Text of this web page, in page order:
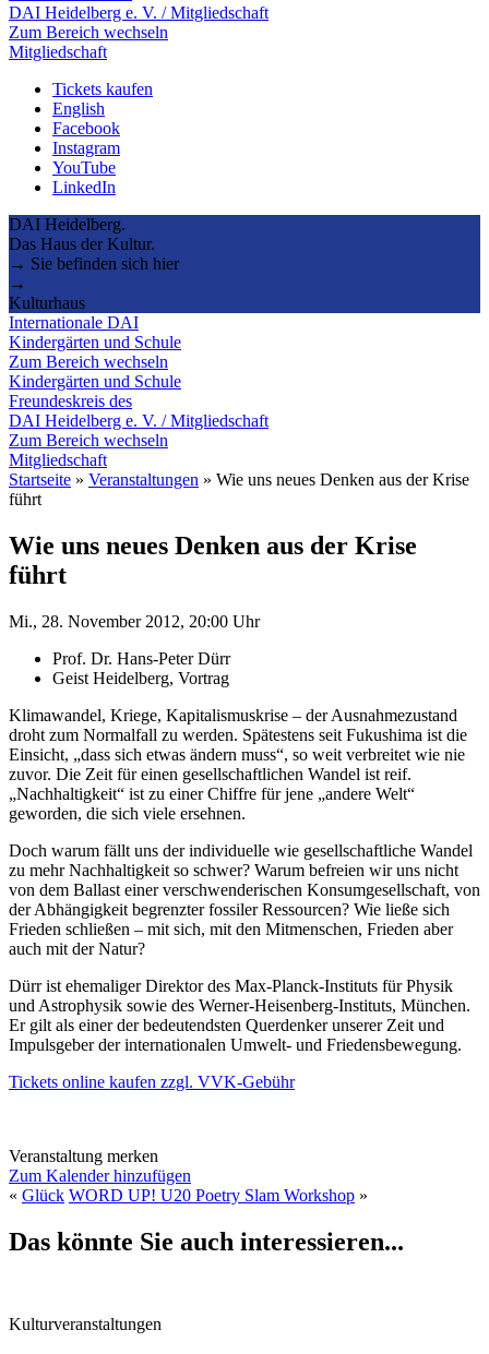
DAI Heidelberg e. V. / Mitgliedschaft
Zum Bereich wechseln
Mitgliedschaft
Tickets kaufen
English
Facebook
Instagram
YouTube
LinkedIn
DAI Heidelberg.
Das Haus der Kultur.
→ Sie befinden sich hier
→
Kulturhaus
Internationale DAI
Kindergärten und Schule
Zum Bereich wechseln
Kindergärten und Schule
Freundeskreis des
DAI Heidelberg e. V. / Mitgliedschaft
Zum Bereich wechseln
Mitgliedschaft
Startseite » Veranstaltungen » Wie uns neues Denken aus der Krise
führt
Wie uns neues Denken aus der Krise
führt
Mi., 28. November 2012, 20:00 Uhr
Prof. Dr. Hans-Peter Dürr
Geist Heidelberg, Vortrag
Klimawandel, Kriege, Kapitalismuskrise – der Ausnahmezustand
droht zum Normalfall zu werden. Spätestens seit Fukushima ist die
Einsicht, „dass sich etwas ändern muss“, so weit verbreitet wie nie
zuvor. Die Zeit für einen gesellschaftlichen Wandel ist reif.
„Nachhaltigkeit“ ist zu einer Chiffre für jene „andere Welt“
geworden, die sich viele ersehnen.
Doch warum fällt uns der individuelle wie gesellschaftliche Wandel
zu mehr Nachhaltigkeit so schwer? Warum befreien wir uns nicht
von dem Ballast einer verschwenderischen Konsumgesellschaft, von
der Abhängigkeit begrenzter fossiler Ressourcen? Wie ließe sich
Frieden schließen – mit sich, mit den Mitmenschen, Frieden aber
auch mit der Natur?
Dürr ist ehemaliger Direktor des Max-Planck-Instituts für Physik
und Astrophysik sowie des Werner-Heisenberg-Instituts, München.
Er gilt als einer der bedeutendsten Querdenker unserer Zeit und
Impulsgeber der internationalen Umwelt- und Friedensbewegung.
Tickets online kaufen zzgl. VVK-Gebühr
Veranstaltung merken
Zum Kalender hinzufügen
« Glück WORD UP! U20 Poetry Slam Workshop »
Das könnte Sie auch interessieren...
Kulturveranstaltungen